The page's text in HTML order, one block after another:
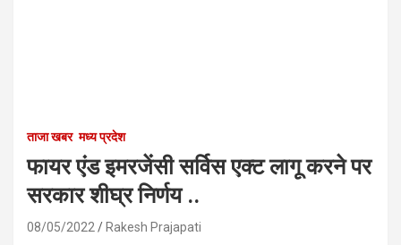
ताजा खबर मध्य प्रदेश
फायर एंड इमरजेंसी सर्विस एक्ट लागू करने पर
सरकार शीघ्र निर्णय ..
08/05/2022 Rakesh Prajapati